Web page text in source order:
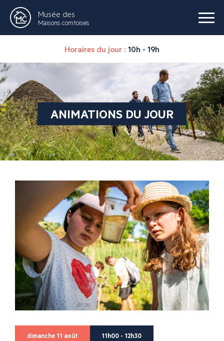
Musée des
Maisons comtoises
Horaires du jour : 10h - 19h
ANIMATIONS DU JOUR
dimanche 11 août 11h00 - 12h30